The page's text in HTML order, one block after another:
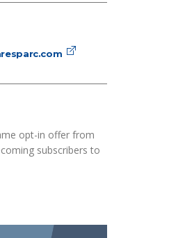
opt-in offer from
subscribers to